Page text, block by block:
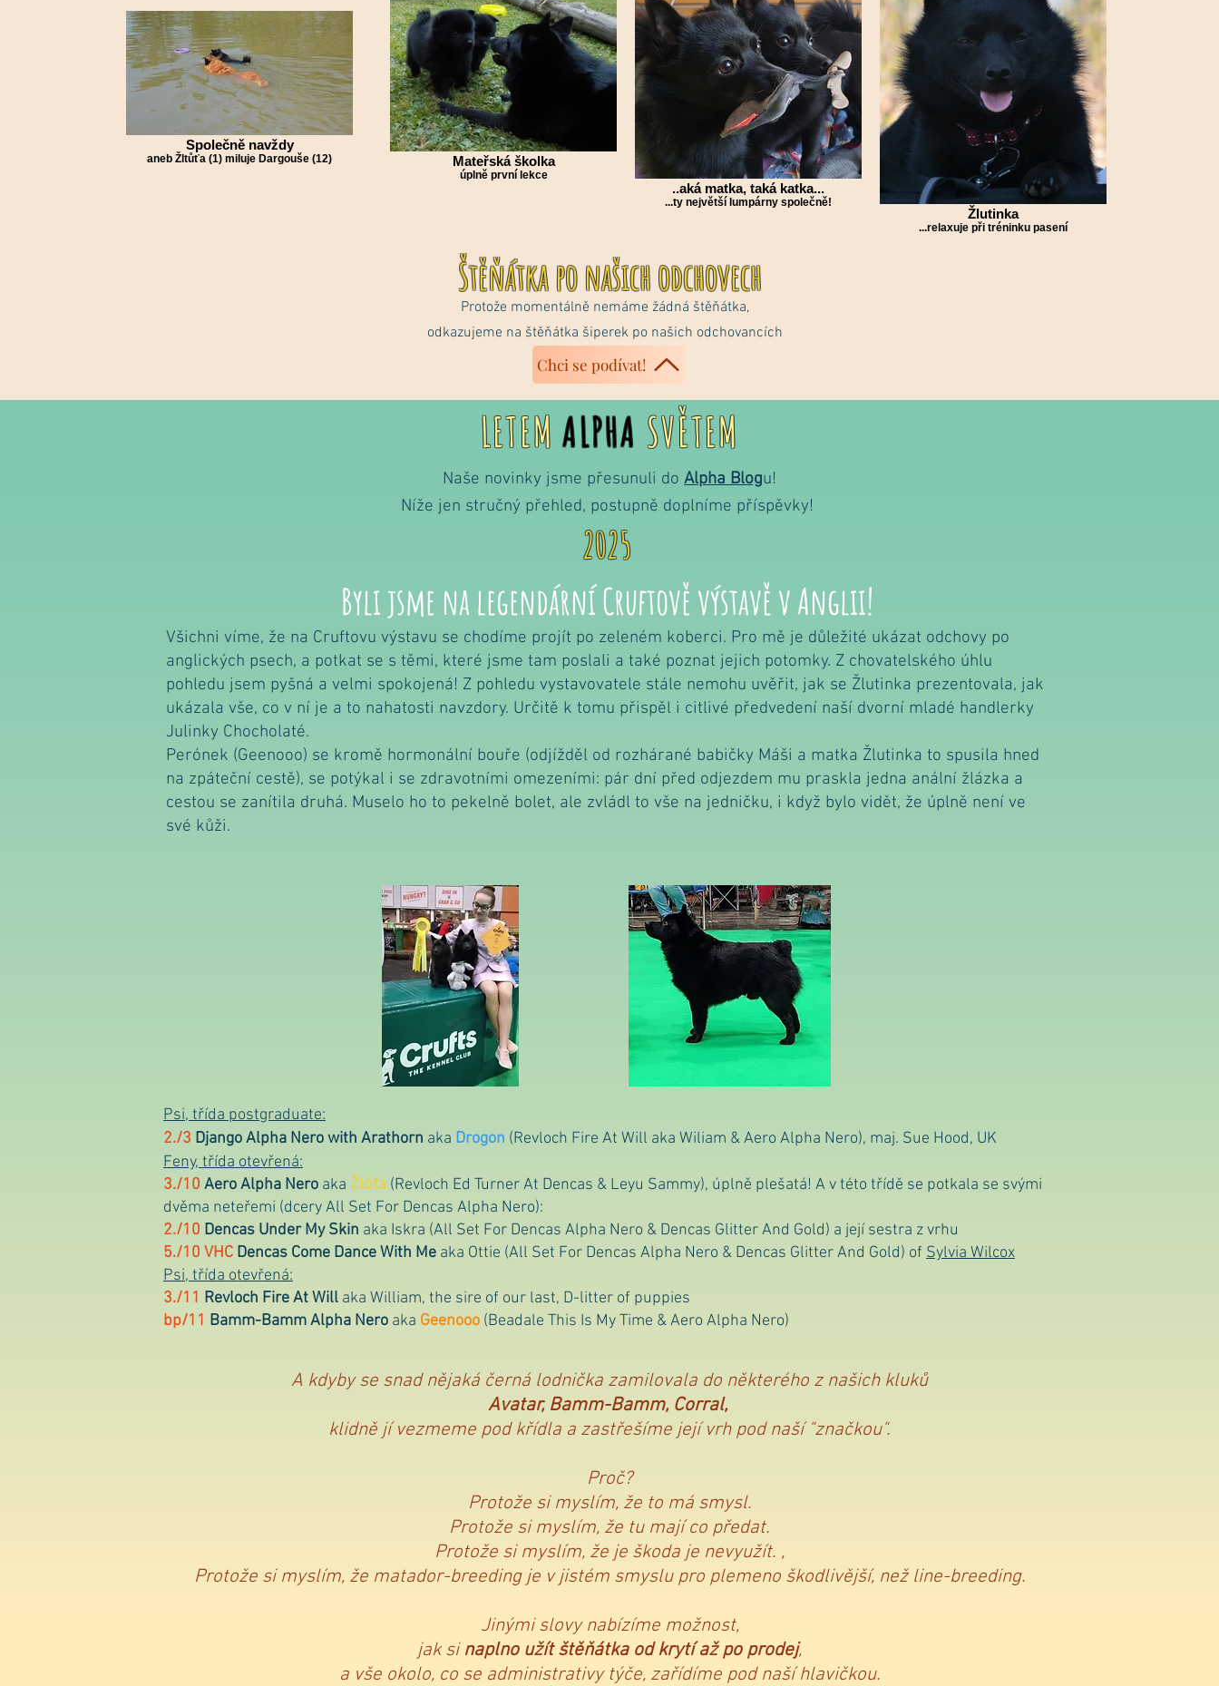
Společně navždy
aneb Žltůťa (1) miluje Dargouše (12) Mateřská školka
úplně první lekce
..aká matka, taká katka...
...ty největší lumpárny společně!
Žlutinka
...relaxuje při tréninku pasení
Štěňátka po našich odchovech
Protože momentálně nemáme žádná štěňátka,
odkazujeme na štěňátka šiperek po našich odchovancích
Chci se podívat!
LETEMALPHA SVĚTEM
Naše novinky jsme přesunuli do Alpha Blogu!
Níže jen stručný přehled, postupně doplníme příspěvky!
2025
Byli jsme na legendární Cruftově výstavě v Anglii!
Všichni víme, že na Cruftovu výstavu se chodíme projít po zeleném koberci. Pro mě je důležité ukázat odchovy po
anglických psech, a potkat se s těmi, které jsme tam poslali a také poznat jejich potomky. Z chovatelského úhlu
pohledu jsem pyšná a velmi spokojená! Z pohledu vystavovatele stále nemohu uvěřit, jak se Žlutinka prezentovala, jak
ukázala vše, co v ní je a to nahatosti navzdory. Určitě k tomu přispěl i citlivé předvedení naší dvorní mladé handlerky
Julinky Chocholaté.
Perónek (Geenooo) se kromě hormonální bouře (odjížděl od rozhárané babičky Máši a matka Žlutinka to spusila hned
na zpáteční cestě), se potýkal i se zdravotními omezeními: pár dní před odjezdem mu praskla jedna anální žlázka a
cestou se zanítila druhá. Muselo ho to pekelně bolet, ale zvládl to vše na jedničku, i když bylo vidět, že úplně není ve
své kůži.
Psi, třída postgraduate:
2./3 DjangoAlpha Nerowith Arathorn aka Drogon (Revloch Fire At Will aka Wiliam & Aero Alpha Nero), maj. Sue Hood, UK
Feny, třída otevřená:
3./10 Aero Alpha Nero aka Žlůťa (Revloch Ed Turner At Dencas & Leyu Sammy), úplně plešatá! A v této třídě se potkala se svými
dvěma neteřemi (dcery All Set For Dencas Alpha Nero):
2./10 Dencas Under My Skin aka Iskra (All Set For Dencas Alpha Nero & Dencas Glitter And Gold) a její sestra z vrhu
5./10 VHC Dencas Come Dance With Me aka Ottie (All Set For Dencas Alpha Nero & Dencas Glitter And Gold) of Sylvia Wilcox
Psi, třída otevřená:
3./11 Revloch Fire At Will aka William, the sire of our last, D-litter of puppies
bp/11 Bamm-BammAlpha Nero aka Geenooo (Beadale This Is My Time & Aero Alpha Nero)
A kdyby se snad nějaká černá lodnička zamilovala do některého z našich kluků
Avatar, Bamm-Bamm, Corral,
klidně jí vezmeme pod křídla a zastřešíme její vrh pod naší "značkou".
Proč?
Protože si myslím, že to má smysl.
Protože si myslím, že tu mají co předat.
Protože si myslím, že je škoda je nevyužít. ,
Protože si myslím, že matador-breeding je v jistém smyslu pro plemeno škodlivější, než line-breeding.
Jinými slovy nabízíme možnost,
jak si naplno užít štěňátka od krytí až po prodej,
a vše okolo, co se administrativy týče, zařídíme pod naší hlavičkou.